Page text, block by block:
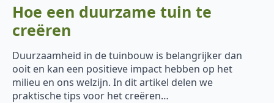
Hoe een duurzame tuin te
creëren
Duurzaamheid in de tuinbouw is belangrijker dan
ooit en kan een positieve impact hebben op het
milieu en ons welzijn. In dit artikel delen we
praktische tips voor het creëren…